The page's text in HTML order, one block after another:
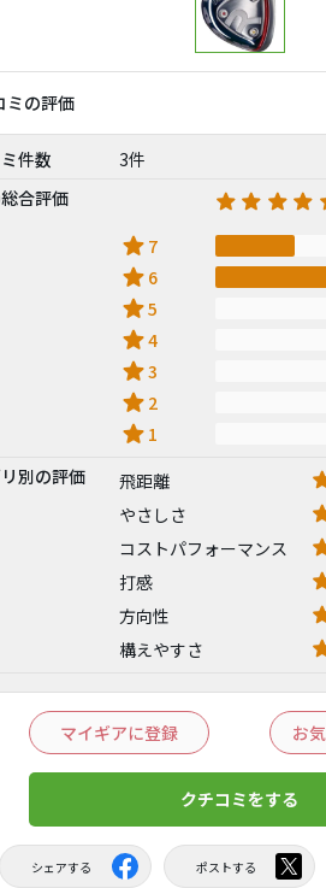
ミの評価
件数
3件
合評価
star 7
star 6
star5
star4
star3
star 2
star 1
別の評価
飛距離
やさしさ
コストパフォーマンス
打感
方向性
構えやすさ
マイギアに登録 お
クチコミをする
シェアする ポストする